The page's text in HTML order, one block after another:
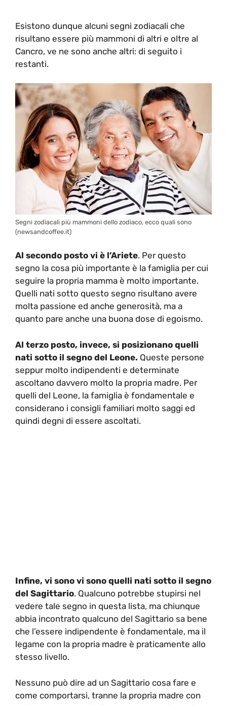
Esistono dunque alcuni segni zodiacali che
risultano essere più mammoni di altri e oltre al
Cancro, ve ne sono anche altri: di seguito i
restanti.
Segni zodiacali più mammoni dello zodiaco, ecco quali sono
(newsandcoffee.it)
Al secondo posto vi è l’Ariete. Per questo
segno la cosa più importante è la famiglia per cui
seguire la propria mamma è molto importante.
Quelli nati sotto questo segno risultano avere
molta passione ed anche generosità, ma a
quanto pare anche una buona dose di egoismo.
Al terzo posto, invece, si posizionano quelli
nati sotto il segno del Leone. Queste persone
seppur molto indipendenti e determinate
ascoltano davvero molto la propria madre. Per
quelli del Leone, la famiglia è fondamentale e
considerano i consigli familiari molto saggi ed
quindi degni di essere ascoltati.
Infine, vi sono vi sono quelli nati sotto il segno
del Sagittario. Qualcuno potrebbe stupirsi nel
vedere tale segno in questa lista, ma chiunque
abbia incontrato qualcuno del Sagittario sa bene
che l’essere indipendente è fondamentale, ma il
legame con la propria madre è praticamente allo
stesso livello.
Nessuno può dire ad un Sagittario cosa fare e
come comportarsi, tranne la propria madre con